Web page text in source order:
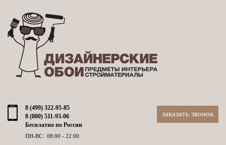
8 (499) 322-95-85
8 (800) 511-93-06
Бесплатно по России
ПН-ВС: 08:00 - 22:00
заказать звонок